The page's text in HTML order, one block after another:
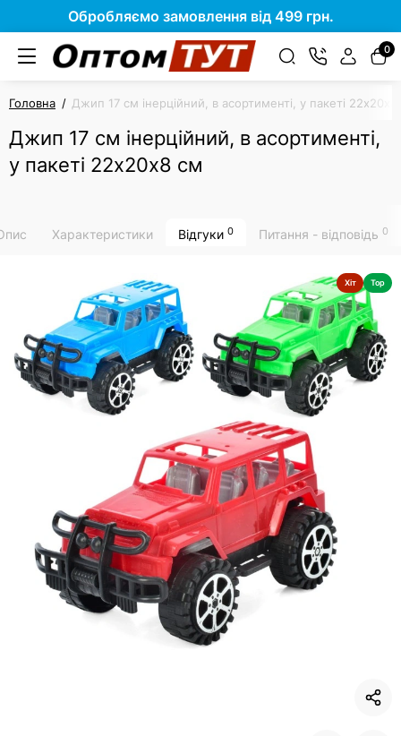
Обробляємо замовлення від 499 грн.
0
Головна Джип 17 см інерційний, в асортименті, у пакеті
Джип 17 см інерційний, в асортименті,
у пакеті 22х20х8 см
Характеристики Відгуки 0 Питання - відповідь 0
Хіт Top